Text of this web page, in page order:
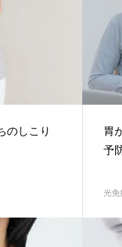
のしこり
胃
予
光免